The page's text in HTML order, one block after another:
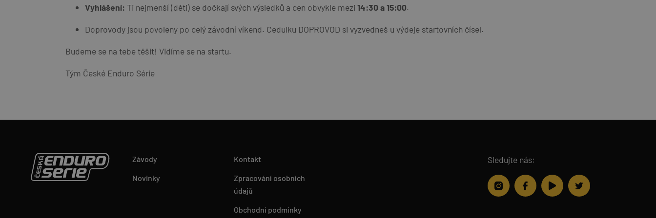
Vyhlášení: Ti nejmenší (děti) se dočkají svých výsledků a cen obvykle mezi 14:30 a 15:00.
Doprovody jsou povoleny po celý závodní víkend. Cedulku DOPROVOD si vyzvedneš u výdeje startovních čísel.
Budeme se na tebe těšit! Vidíme se na startu.
Tým České Enduro Série
Závody
Novinky
Kontakt
Zpracování osobních
údajů
Obchodní podmínky
Sledujte nás: